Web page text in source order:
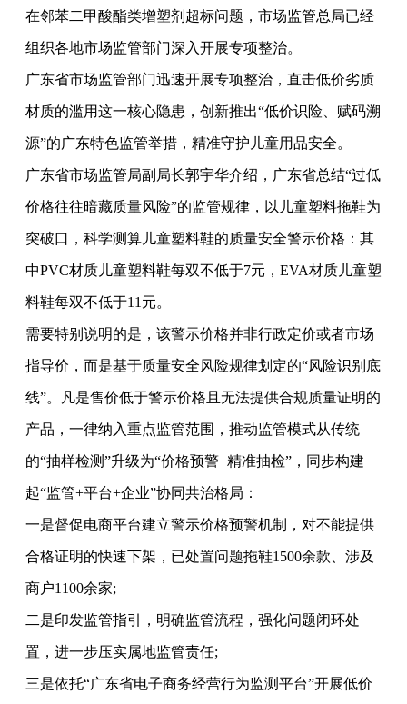
在邻苯二甲酸酯类增塑剂超标问题，市场监管总局已经
组织各地市场监管部门深入开展专项整治。
广东省市场监管部门迅速开展专项整治，直击低价劣质
材质的滥用这一核心隐患，创新推出“低价识险、赋码溯
源”的广东特色监管举措，精准守护儿童用品安全。
广东省市场监管局副局长郭宇华介绍，广东省总结“过低
价格往往暗藏质量风险”的监管规律，以儿童塑料拖鞋为
突破口，科学测算儿童塑料鞋的质量安全警示价格：其
中PVC材质儿童塑料鞋每双不低于7元，EVA材质儿童塑
料鞋每双不低于11元。
需要特别说明的是，该警示价格并非行政定价或者市场
指导价，而是基于质量安全风险规律划定的“风险识别底
线”。凡是售价低于警示价格且无法提供合规质量证明的
产品，一律纳入重点监管范围，推动监管模式从传统
的“抽样检测”升级为“价格预警+精准抽检”，同步构建
起“监管+平台+企业”协同共治格局：
一是督促电商平台建立警示价格预警机制，对不能提供
合格证明的快速下架，已处置问题拖鞋1500余款、涉及
商户1100余家;
二是印发监管指引，明确监管流程，强化问题闭环处
置，进一步压实属地监管责任;
三是依托“广东省电子商务经营行为监测平台”开展低价